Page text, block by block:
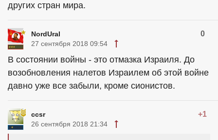
других стран мира.
NordUral 0
27 сентября 2018 09:54
В состоянии войны - это отмазка Израиля. До
возобновления налетов Израилем об этой войне
давно уже все забыли, кроме сионистов.
ccsr +1
26 сентября 2018 21:34